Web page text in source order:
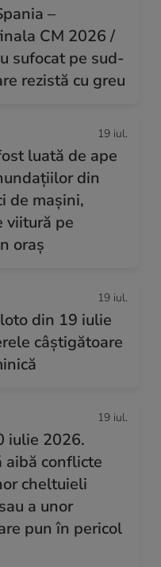
–
CM 2026 /
sufocat pe sud-
rezistă cu greu
19 iul.
luată de ape
din
de mașini,
viitură pe
oraș
19 iul.
din 19 iulie
câștigătoare
19 iul.
iulie 2026.
aibă conflicte
cheltuieli
a unor
pun în pericol